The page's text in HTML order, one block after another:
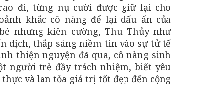
đi, từng nụ cười được giữ lại cho
khắc cô nàng để lại dấu ấn của
nhưng kiên cường, Thu Thủy như
dịch, thắp sáng niềm tin vào sự tử tế
thiện nguyện đã qua, cô nàng sinh
người trẻ đầy trách nhiệm, biết yêu
và lan tỏa giá trị tốt đẹp đến cộng